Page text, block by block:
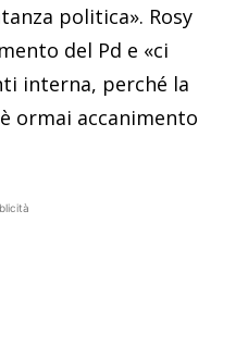
politica». Rosy
del Pd e «ci
interna, perché la
ormai accanimento